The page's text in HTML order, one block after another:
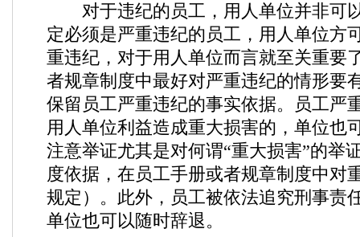
对于违纪的员工，用人单位并非可
定必须是严重违纪的员工，用人单位方
重违纪，对于用人单位而言就至关重要
者规章制度中最好对严重违纪的情形要
保留员工严重违纪的事实依据。员工严
用人单位利益造成重大损害的，单位也
注意举证尤其是对何谓“重大损害”的举
度依据，在员工手册或者规章制度中对
规定）。此外，员工被依法追究刑事责
单位也可以随时辞退。